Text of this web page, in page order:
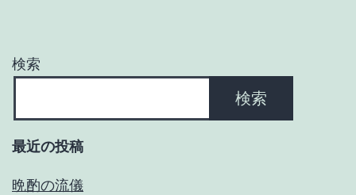
ジ
送
り
検索
検索
最近の投稿
晩酌の流儀